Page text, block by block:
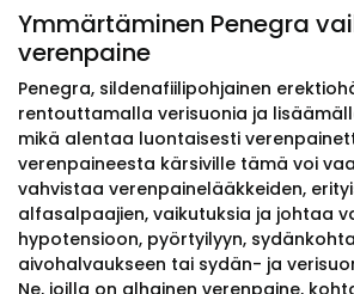
Ymmärtäminen Penegra
verenpaine
Penegra, sildenafiilipohjainen
rentouttamalla verisuonia ja
mikä alentaa luontaisesti
verenpaineesta kärsiville tämä voi
vahvistaa verenpainelääkkeiden,
alfasalpaajien, vaikutuksia ja johtaa
hypotensioon, pyörtyilyyn,
aivohalvaukseen tai sydän- ja
Ne, joilla on alhainen verenpaine,